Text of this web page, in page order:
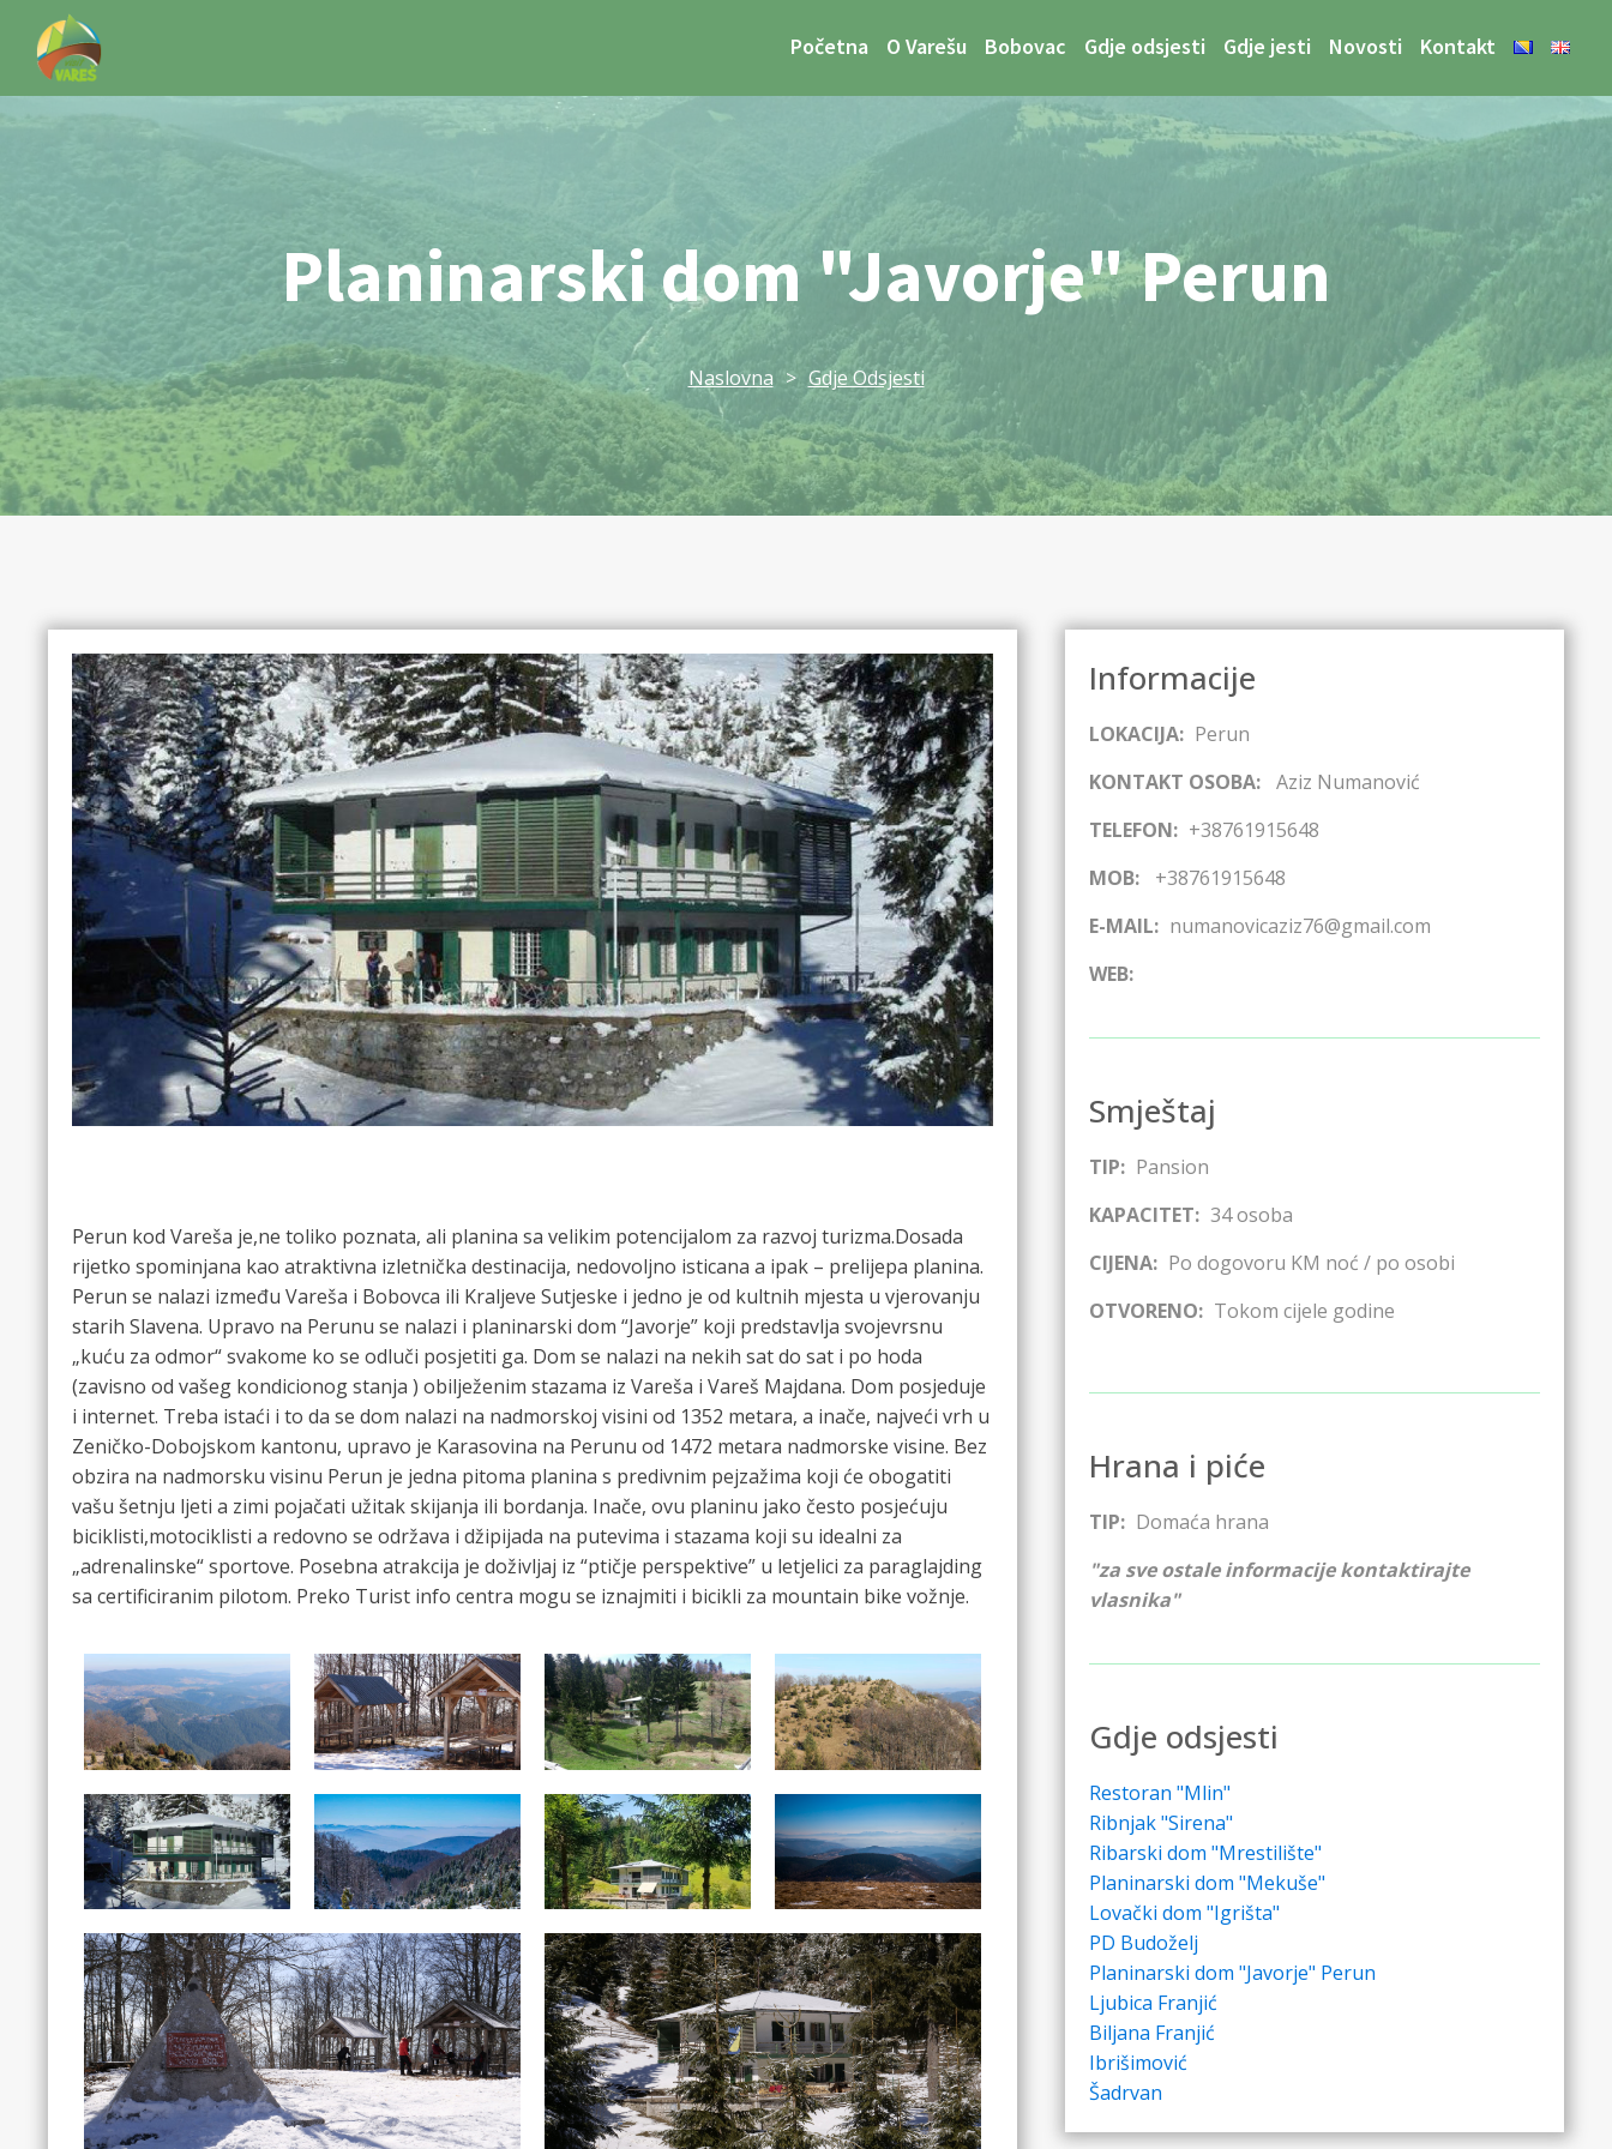
Početna O Varešu Bobovac Gdje odsjesti Gdje jesti Novosti Kontakt
Planinarski dom "Javorje" Perun
Naslovna > Gdje Odsjesti
Perun kod Vareša je,ne toliko poznata, ali planina sa velikim potencijalom za razvoj turizma.Dosada
rijetko spominjana kao atraktivna izletnička destinacija, nedovoljno isticana a ipak – prelijepa planina.
Perun se nalazi između Vareša i Bobovca ili Kraljeve Sutjeske i jedno je od kultnih mjesta u vjerovanju
starih Slavena. Upravo na Perunu se nalazi i planinarski dom “Javorje” koji predstavlja svojevrsnu
„kuću za odmor“ svakome ko se odluči posjetiti ga. Dom se nalazi na nekih sat do sat i po hoda
(zavisno od vašeg kondicionog stanja ) obilježenim stazama iz Vareša i Vareš Majdana. Dom posjeduje
i internet. Treba istaći i to da se dom nalazi na nadmorskoj visini od 1352 metara, a inače, najveći vrh u
Zeničko-Dobojskom kantonu, upravo je Karasovina na Perunu od 1472 metara nadmorske visine. Bez
obzira na nadmorsku visinu Perun je jedna pitoma planina s predivnim pejzažima koji će obogatiti
vašu šetnju ljeti a zimi pojačati užitak skijanja ili bordanja. Inače, ovu planinu jako često posjećuju
biciklisti,motociklisti a redovno se održava i džipijada na putevima i stazama koji su idealni za
„adrenalinske“ sportove. Posebna atrakcija je doživljaj iz “ptičje perspektive” u letjelici za paraglajding
sa certificiranim pilotom. Preko Turist info centra mogu se iznajmiti i bicikli za mountain bike vožnje.
Informacije
LOKACIJA: Perun
KONTAKT OSOBA: Aziz Numanović
TELEFON: +38761915648
MOB:
+38761915648
E-MAIL: numanovicaziz76@gmail.com
WEB:
Smještaj
TIP: Pansion
KAPACITET: 34osoba
CIJENA: Po dogovoru KM noć / po osobi
OTVORENO: Tokom cijele godine
Hrana i piće
TIP: Domaća hrana
"za sve ostale informacije kontaktirajte
vlasnika"
Gdje odsjesti
Restoran "Mlin"
Ribnjak "Sirena"
Ribarski dom "Mrestilište"
Planinarski dom "Mekuše"
Lovački dom "Igrišta"
PD Budoželj
Planinarski dom "Javorje" Perun
Ljubica Franjić
Biljana Franjić
Ibrišimović
Šadrvan